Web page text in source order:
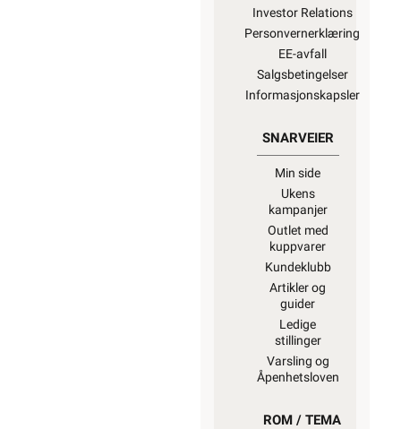
Investor Relations
Personvernerklæring
EE-avfall
Salgsbetingelser
Informasjonskapsler
SNARVEIER
Min side
Ukens
kampanjer
Outlet med
kuppvarer
Kundeklubb
Artikler og
guider
Ledige
stillinger
Varsling og
Åpenhetsloven
ROM / TEMA